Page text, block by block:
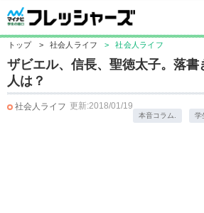
トップ > 社会人ライフ > 社会人ライフ
ザビエル、信長、聖徳太子。落書
人は？
社会人ライフ 更新:2018/01/19
本音コラム. 学